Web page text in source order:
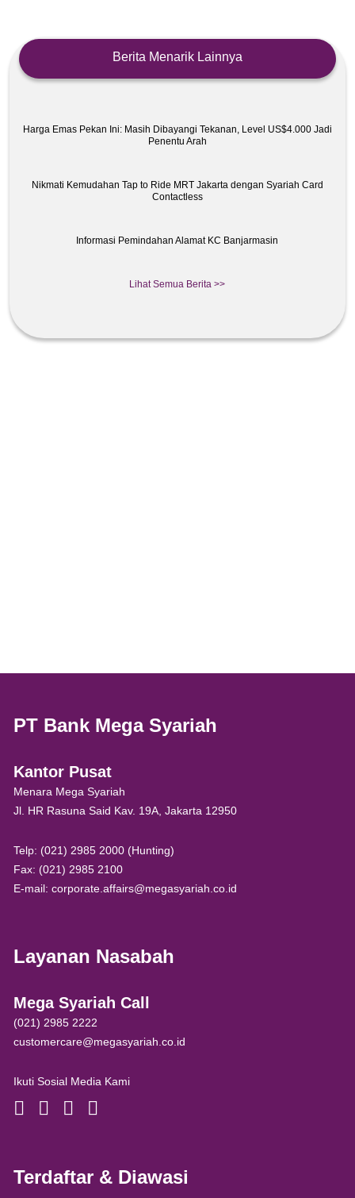
Berita Menarik Lainnya
Harga Emas Pekan Ini: Masih Dibayangi Tekanan, Level US$4.000 Jadi
Penentu Arah
Nikmati Kemudahan Tap to Ride MRT Jakarta dengan Syariah Card
Contactless
Informasi Pemindahan Alamat KC Banjarmasin
Lihat Semua Berita >>
PT Bank Mega Syariah
Kantor Pusat
Menara Mega Syariah
Jl. HR Rasuna Said Kav. 19A, Jakarta 12950
Telp: (021) 2985 2000 (Hunting)
Fax: (021) 2985 2100
E-mail: corporate.affairs@megasyariah.co.id
Layanan Nasabah
Mega Syariah Call
(021) 2985 2222
customercare@megasyariah.co.id
Ikuti Sosial Media Kami
Terdaftar & Diawasi